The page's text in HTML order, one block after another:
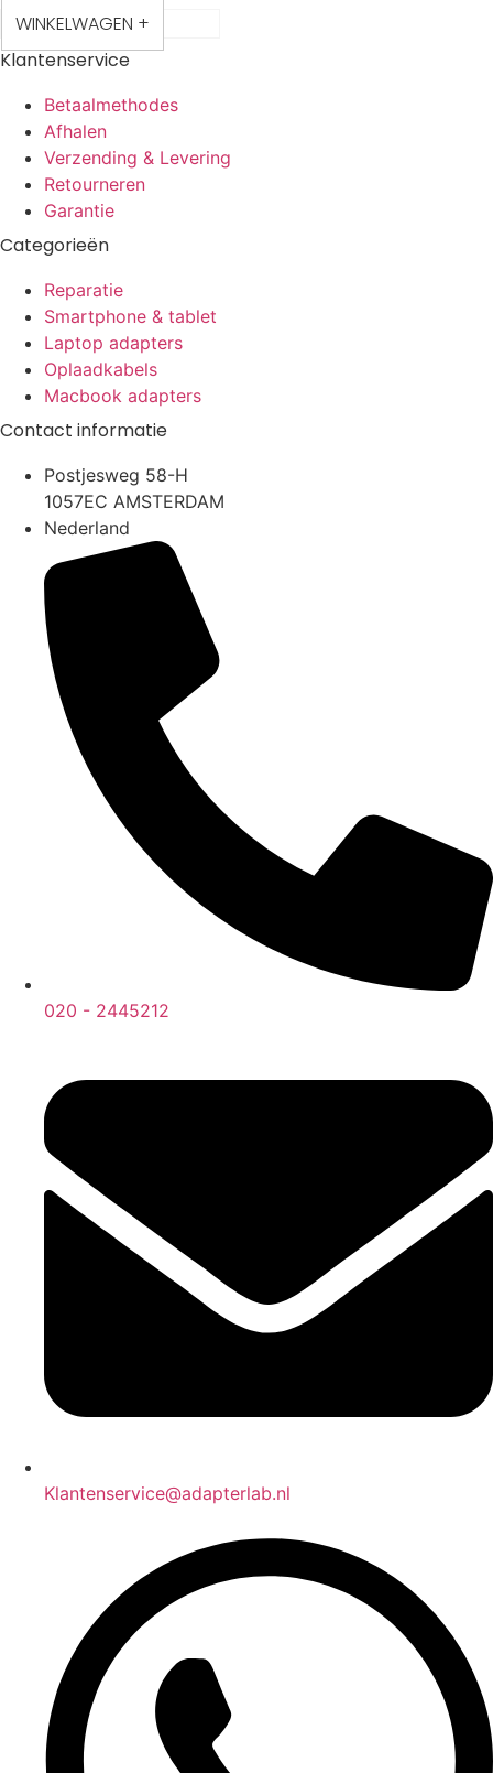
WINKELWAGEN +
Klantenservice
Betaalmethodes
Afhalen
Verzending & Levering
Retourneren
Garantie
Categorieën
Reparatie
Smartphone & tablet
Laptop adapters
Oplaadkabels
Macbook adapters
Contact informatie
Postjesweg 58-H
1057EC AMSTERDAM
Nederland
020 - 2445212
Klantenservice@adapterlab.nl